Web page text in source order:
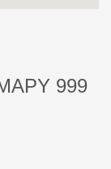
999